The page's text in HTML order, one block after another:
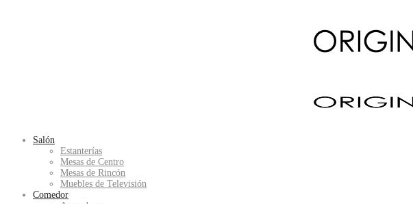
Salón
Estanterías
Mesas de Centro
Mesas de Rincón
Muebles de Televisión
Comedor